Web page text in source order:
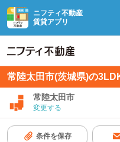
ニフティ不動産
賃貸アプリ
常陸太田市(茨城県)の
常陸太田市
変更する
条件を保存